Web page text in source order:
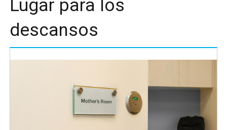
Lugar para los
descansos